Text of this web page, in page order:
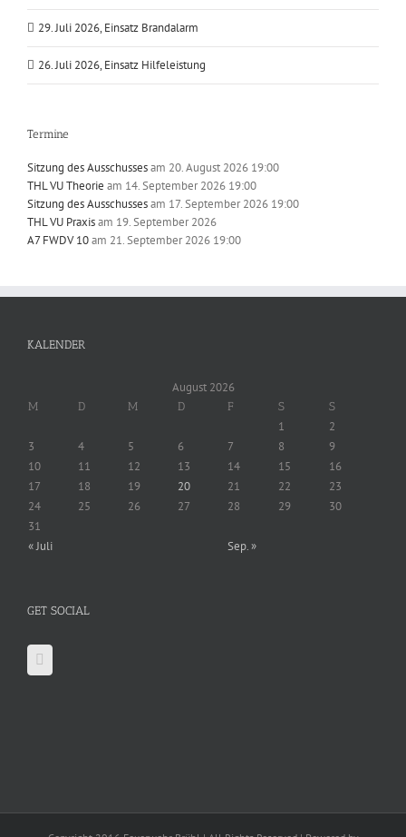
29. Juli 2026, Einsatz Brandalarm
26. Juli 2026, Einsatz Hilfeleistung
Termine
Sitzung des Ausschussesam 20. August 2026 19:00
THL VU Theorie am 14. September 2026 19:00
Sitzung des Ausschussesam 17. September 2026 19:00
THL VU Praxisam 19. September 2026
A7 FWDV 10am 21. September 2026 19:00
KALENDER
August 2026
M D M D F S S
1
2
3
4 5 6 7 8
9
10
11 12 13 14 15
16
17
18 19 20 21 22
23
24
25 26 27 28 29
30
31
« Juli
Sep. »
GET SOCIAL